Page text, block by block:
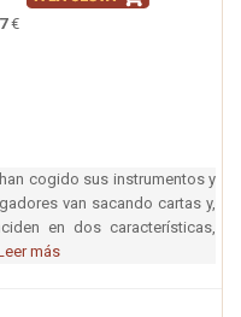
€
cogido sus instrumentos y
van sacando cartas y,
en dos características,
más